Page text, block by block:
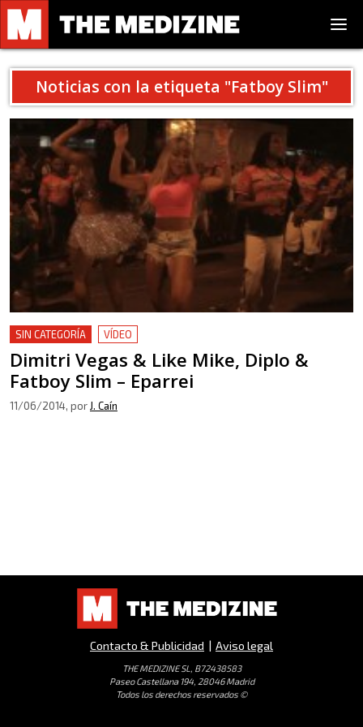
Noticias con la etiqueta "Fatboy Slim"
SIN CATEGORÍA VÍDEO
Dimitri Vegas & Like Mike, Diplo &
Fatboy Slim – Eparrei
11/06/2014, por J. Caín
Contacto & Publicidad | Aviso legal
THE MEDIZINE SL, B72438583
Paseo Castellana 194, 28046 Madrid
Todos los derechos reservados ©